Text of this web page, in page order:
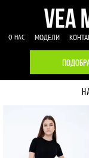
О НАС МОДЕЛИ